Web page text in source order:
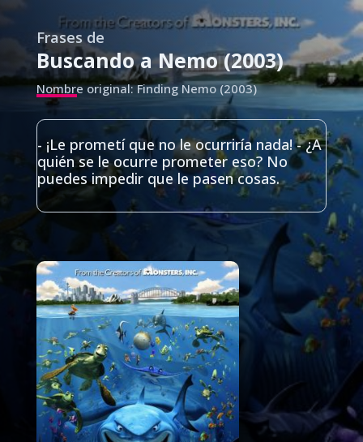
Frases de
Buscando a Nemo (2003)
Nombre original: Finding Nemo (2003)
- ¡Le prometí que no le ocurriría nada! - ¿A
quién se le ocurre prometer eso? No
puedes impedir que le pasen cosas.